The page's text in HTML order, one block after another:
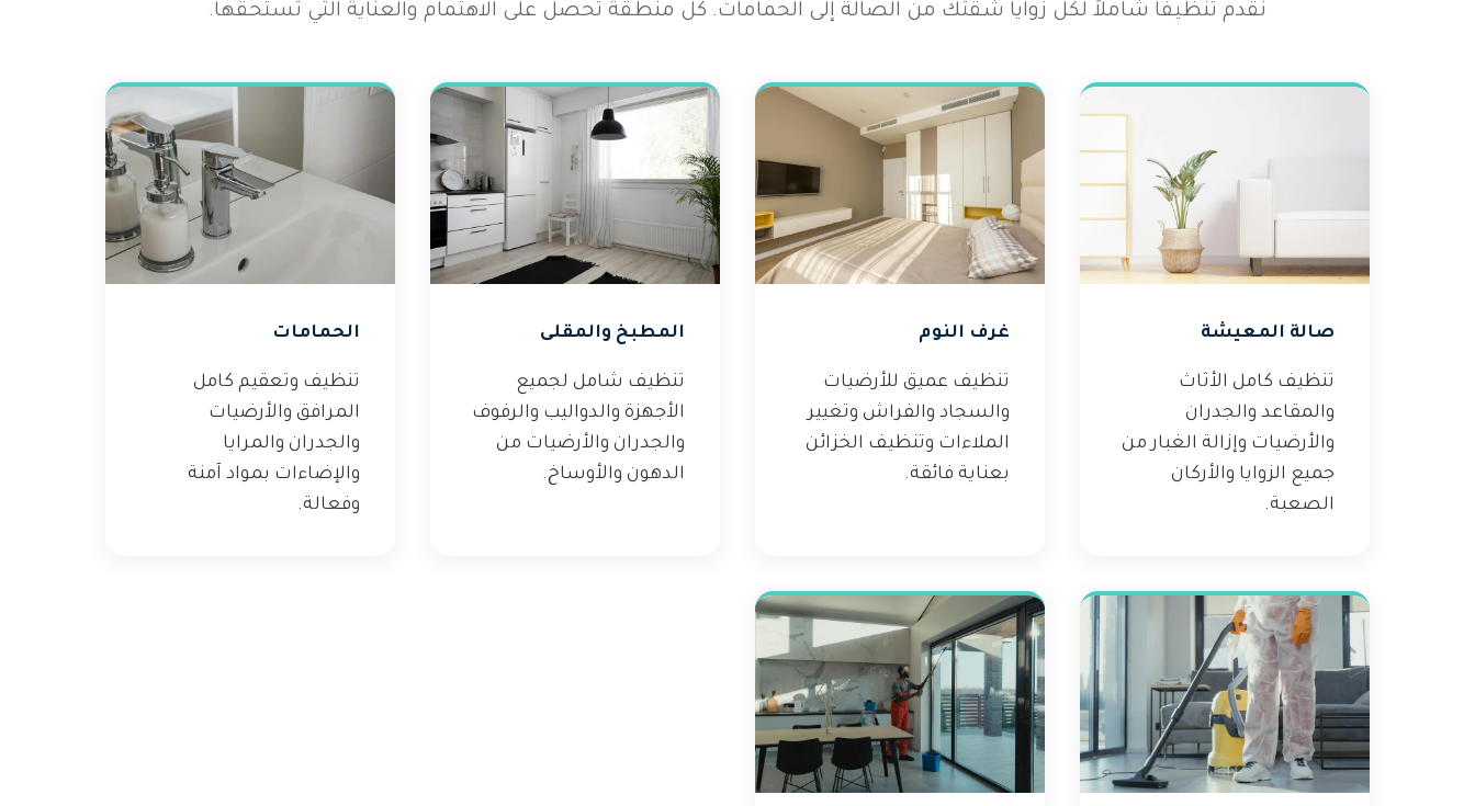
نقدم تنظيفاً شاملاً لكل زوايا شقتك من الصالة إلى الحمامات. كل منطقة تحصل على الاهتمام والعناية التي تستحقها.
صالة المعيشة
تنظيف كامل الأثاث
والمقاعد والجدران
والأرضيات وإزالة الغبار من
جميع الزوايا والأركان
الصعبة.
غرف النوم
تنظيف عميق للأرضيات
والسجاد والفراش وتغيير
الملاءات وتنظيف الخزائن
بعناية فائقة.
المطبخ والمقلى
تنظيف شامل لجميع
الأجهزة والدواليب والرفوف
والجدران والأرضيات من
الدهون والأوساخ.
الحمامات
تنظيف وتعقيم كامل
المرافق والأرضيات
والجدران والمرايا
والإضاءات بمواد آمنة
وفعالة.